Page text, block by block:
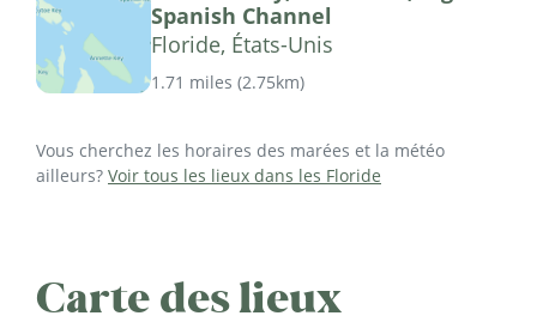
Spanish Channel
Floride, États-Unis
1.71 miles (2.75km)
Vous cherchez les horaires des marées et la météo
ailleurs? Voir tous les lieux dans les Floride
Carte des lieux